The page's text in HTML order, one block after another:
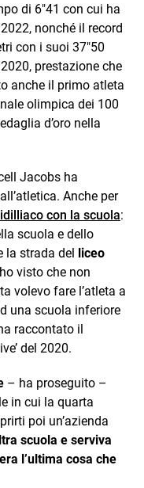
di 6″41 con cui ha
nonché il record
con i suoi 37″50
prestazione che
anche il primo atleta
olimpica dei 100
d’oro nella
Jacobs ha
Anche per
con la scuola:
scuola e dello
la strada del liceo
visto che non
volevo fare l’atleta a
una scuola inferiore
raccontato il
del 2020.
– ha proseguito –
in cui la quarta
poi un’azienda
scuola e serviva
l’ultima cosa che